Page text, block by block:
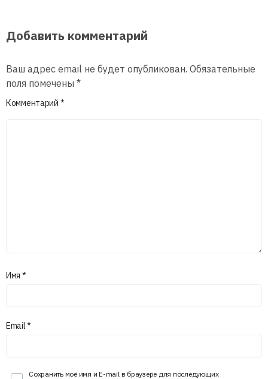
Добавить комментарий
Ваш адрес email не будет опубликован. Обязательные
поля помечены *
Комментарий *
Имя *
Email*
Сохранить моё имя и E-mail в браузере для последующих